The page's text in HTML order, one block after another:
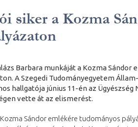
siker a Kozma
Barbara munkáját a Kozma Sándor
A Szegedi Tudományegyetem
hallgatója június 11-én az Ügyészség
vette át az elismerést.
Sándor emlékére tudományos